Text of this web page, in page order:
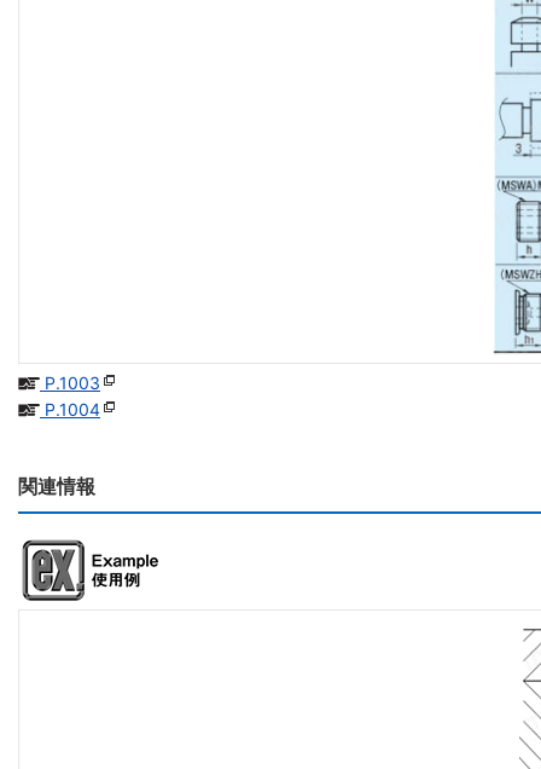
P.1003
P.1004
関連情報